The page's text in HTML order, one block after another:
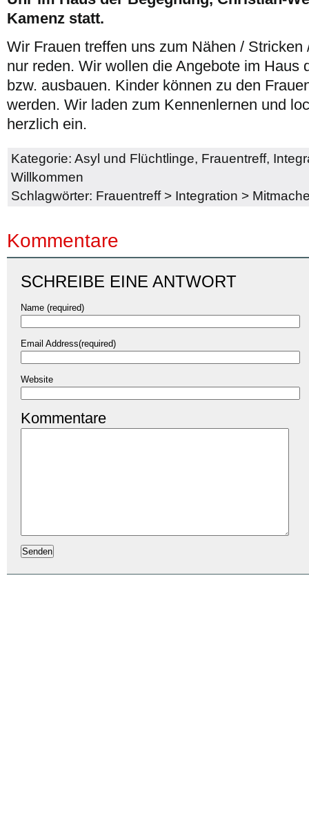
Kamenz statt.
Wir Frauen treffen uns zum Nähen /
nur reden. Wir wollen die Angebote im Haus
bzw. ausbauen. Kinder können zu den
werden. Wir laden zum Kennenlernen und
herzlich ein.
Kategorie: Asyl und Flüchtlinge, Frauentreff,
Willkommen
Schlagwörter: Frauentreff> Integration >
Kommentare
SCHREIBE EINE ANTWORT
Name (required)
Email Address(required)
Website
Kommentare